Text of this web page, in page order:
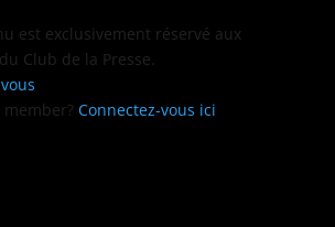
est exclu­sive­ment réservé aux
Club de la Presse.
Con­nectez-vous ici